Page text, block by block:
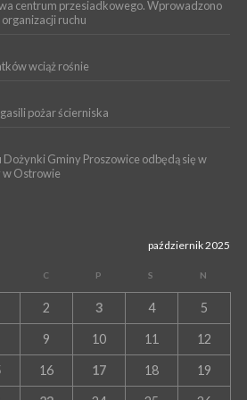
kolejne zajęcia z cyklu „Wakacyjne
centrum przesiadkowego. Wprowadzono
ruchu
wciąż rośnie
pożar ścierniska
Gminy Proszowice odbędą się w
w Ostrowie
październik 2025
C P S N
2 3 4 5
9 10 11 12
16 17 18 19